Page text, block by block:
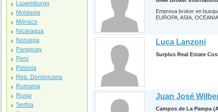
Empresa broker en
EUROPA, ASIA,
Luca Lanzoni
Surplus Real Estate
Juan José
Campos de La Pampa
Luxemburgo
Moldavia
Mónaco
Nicaragua
Noruega
Paraguay
Perú
Polonia
Rep. Dominicana
Rumania
Rusia
Serbia